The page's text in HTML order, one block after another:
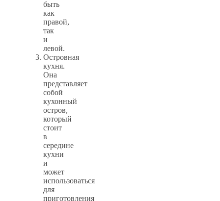
быть
как
правой,
так
и
левой.
Островная
кухня.
Она
представляет
собой
кухонный
остров,
который
стоит
в
середине
кухни
и
может
использоваться
для
приготовления